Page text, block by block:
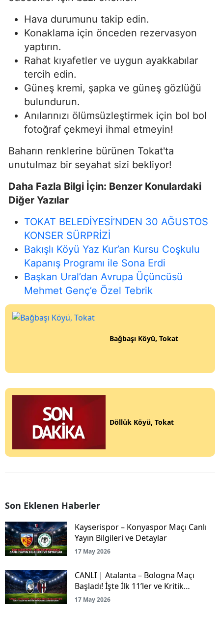
Hava durumunu takip edin.
Konaklama için önceden rezervasyon
yaptırın.
Rahat kıyafetler ve uygun ayakkabılar
tercih edin.
Güneş kremi, şapka ve güneş gözlüğü
bulundurun.
Anılarınızı ölümsüzleştirmek için bol bol
fotoğraf çekmeyi ihmal etmeyin!
Baharın renklerine bürünen Tokat'ta
unutulmaz bir seyahat sizi bekliyor!
Daha Fazla Bilgi İçin: Benzer Konulardaki
Diğer Yazılar
TOKAT BELEDİYESİ’NDEN 30 AĞUSTOS
KONSER SÜRPRİZİ
Bakışlı Köyü Yaz Kur’an Kursu Coşkulu
Kapanış Programı ile Sona Erdi
Başkan Ural’dan Avrupa Üçüncüsü
Mehmet Genç’e Özel Tebrik
Bağbaşı Köyü, Tokat
Döllük Köyü, Tokat
Son Eklenen Haberler
Kayserispor – Konyaspor Maçı Canlı
Yayın Bilgileri ve Detaylar
17 May 2026
CANLI | Atalanta – Bologna Maçı
Başladı! İşte İlk 11’ler ve Kritik
Mücadele Detayları
17 May 2026